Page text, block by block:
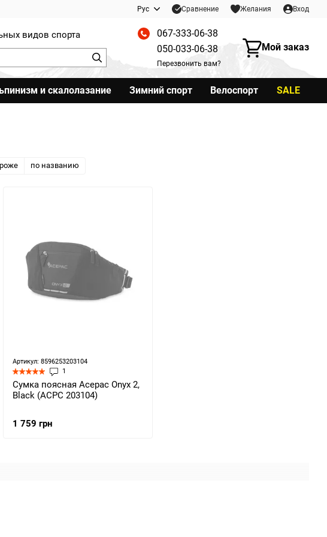
Рус Сравнение Желания Вход
видов спорта
067-333-06-38
050-033-06-38
Перезвонить вам?
Мой заказ
и скалолазание Зимний спорт Велоспорт SALE
по названию
Артикул: 8596253203104
1
Сумка поясная Acepac Onyx 2,
Black (ACPC 203104)
1 759 грн